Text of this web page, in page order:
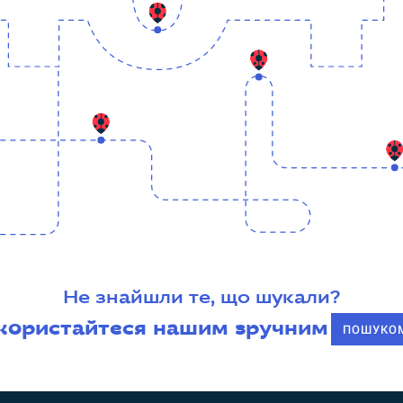
Не знайшли те, що шукали?
нашим зручним